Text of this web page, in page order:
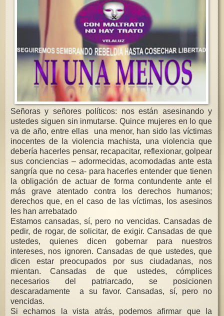
Señoras y señores políticos: nos están asesinando y
ustedes siguen sin inmutarse. Quince mujeres en lo que
va de año, entre ellas una menor, han sido las víctimas
inocentes de la violencia machista, una violencia que
debería hacerles pensar, recapacitar, reflexionar, golpear
sus conciencias – adormecidas, acomodadas ante esta
sangría que no cesa- para hacerles entender que tienen
la obligación de actuar de forma contundente ante el
más grave atentado contra los derechos humanos;
derechos que, en el caso de las víctimas, los asesinos
les han arrebatado
Estamos cansadas, sí, pero no vencidas. Cansadas de
pedir, de rogar, de solicitar, de exigir. Cansadas de que
ustedes, quienes dicen gobernar para nuestros
intereses, nos ignoren. Cansadas de que ustedes, que
dicen estar preocupados por sus ciudadanas, nos
mientan. Cansadas de que ustedes, cómplices
necesarios del patriarcado, se posicionen
descaradamente a su favor. Cansadas, sí, pero no
vencidas.
Si echamos la vista atrás, podemos afirmar que la